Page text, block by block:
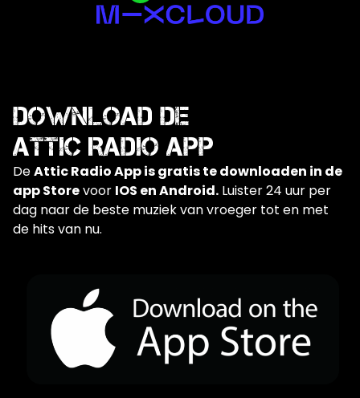
DOWNLOAD de
Attic Radio APP
DeAttic Radio App is gratis te downloaden in de
app Storevoor IOS en Android. Luister 24 uur per
dag naar de beste muziek van vroeger tot en met
de hits van nu.